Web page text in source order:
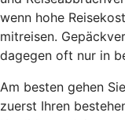
wenn hohe
mitreisen.
dagegen oft nur in
Am besten gehen
zuerst Ihren